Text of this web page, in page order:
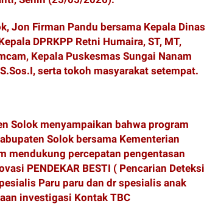
Jon Firman Pandu bersama Kepala Dinas
DPRKPP Retni Humaira, ST, MT,
Kepala Puskesmas Sungai Nanam
serta tokoh masyarakat setempat.
Solok menyampaikan bahwa program
Solok bersama Kementerian
mendukung percepatan pengentasan
PENDEKAR BESTI ( Pencarian Deteksi
Paru paru dan dr spesialis anak
investigasi Kontak TBC